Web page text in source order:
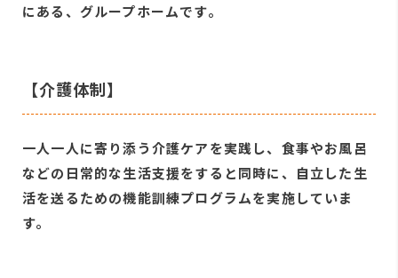
にある、グループホームです。
【介護体制】
一人一人に寄り添う介護ケアを実践し、食事やお風呂
などの日常的な生活支援をすると同時に、自立した生
活を送るための機能訓練プログラムを実施していま
す。